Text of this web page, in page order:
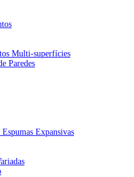
Multi-superfícies
Paredes
Expansivas